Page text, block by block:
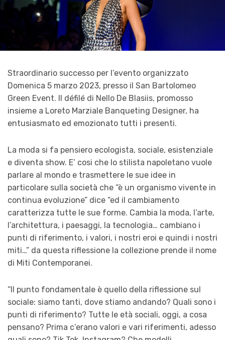
Straordinario successo per l’evento organizzato
Domenica 5 marzo 2023, presso il San Bartolomeo
Green Event. Il défilé di Nello De Blasiis, promosso
insieme a Loreto Marziale Banqueting Designer, ha
entusiasmato ed emozionato tutti i presenti.
La moda si fa pensiero ecologista, sociale, esistenziale
e diventa show. E’ cosi che lo stilista napoletano vuole
parlare al mondo e trasmettere le sue idee in
particolare sulla società che “è un organismo vivente in
continua evoluzione” dice “ed il cambiamento
caratterizza tutte le sue forme. Cambia la moda, l’arte,
l’architettura, i paesaggi, la tecnologia… cambiano i
punti di riferimento, i valori, i nostri eroi e quindi i nostri
miti…” da questa riflessione la collezione prende il nome
di Miti Contemporanei.
“Il punto fondamentale è quello della riflessione sul
sociale: siamo tanti, dove stiamo andando? Quali sono i
punti di riferimento? Tutte le età sociali, oggi, a cosa
pensano? Prima c’erano valori e vari riferimenti, adesso